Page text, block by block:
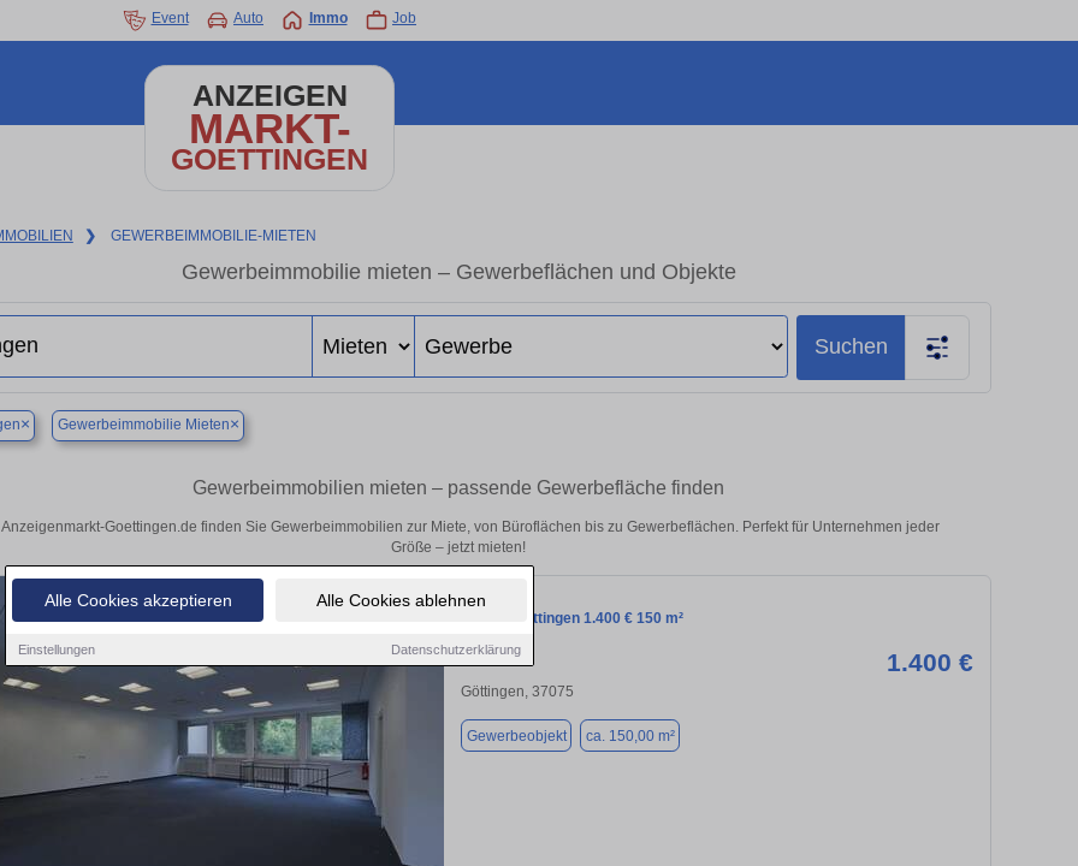
Alle Cookies akzeptieren Alle Cookies ablehnen
Einstellungen Datenschutzerklärung
Event Auto Immo Job
ANZEIGEN
MARKT-
GOETTINGEN
❯ GEWERBEIMMOBILIE-MIETEN
Gewerbeimmobilie mieten – Gewerbeflächen und Objekte
Suchen
× Gewerbeimmobilie Mieten×
Gewerbeimmobilien mieten – passende Gewerbefläche finden
Anzeigenmarkt-Goettingen.de finden Sie Gewerbeimmobilien zur Miete, von Büroflächen bis zu Gewerbeflächen. Perfekt für Unternehmen jeder
Größe – jetzt mieten!
Büro in Göttingen 1.400 € 150 m²
1.400 €
Göttingen, 37075
Gewerbeobjekt ca. 150,00 m²